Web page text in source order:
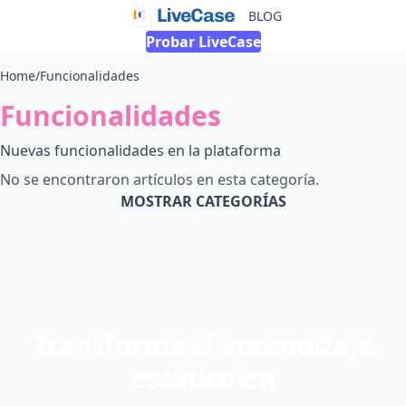
BLOG
Probar LiveCase
Home/Funcionalidades
Funcionalidades
Nuevas funcionalidades en la plataforma
No se encontraron artículos en esta categoría.
MOSTRAR CATEGORÍAS